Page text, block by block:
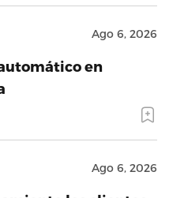
Ago 6, 2026
en
Ago 6, 2026